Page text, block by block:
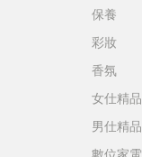
保養
彩妝
香氛
女仕精品
男仕精品